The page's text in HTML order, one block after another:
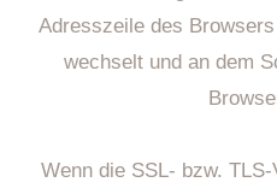
Adresszeile des Browsers
wechselt und an dem
Wenn die SSL- bzw.